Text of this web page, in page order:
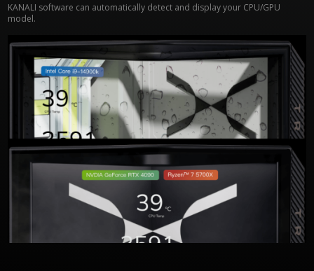
KANALI software can automatically detect and display your CPU/GPU
model.